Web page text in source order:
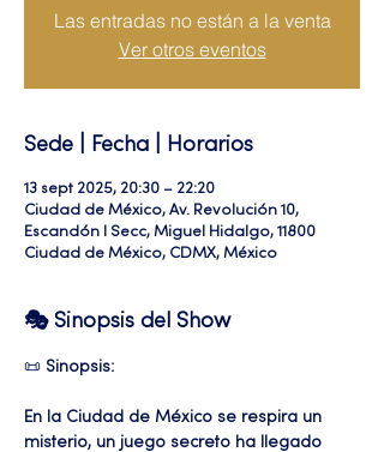
Las entradas no están a la venta
Ver otros eventos
Sede | Fecha | Horarios
13 sept 2025, 20:30 – 22:20
Ciudad de México, Av. Revolución 10,
Escandón I Secc, Miguel Hidalgo, 11800
Ciudad de México, CDMX, México
🎭 Sinopsis del Show
📜 Sinopsis:
En la Ciudad de México se respira un
misterio, un juego secreto ha llegado